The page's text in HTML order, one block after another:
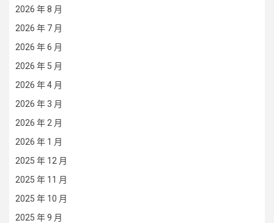
2026 年 8 月
2026 年 7 月
2026 年 6 月
2026 年 5 月
2026 年 4 月
2026 年 3 月
2026 年 2 月
2026 年 1 月
2025 年 12 月
2025 年 11 月
2025 年 10 月
2025 年 9 月